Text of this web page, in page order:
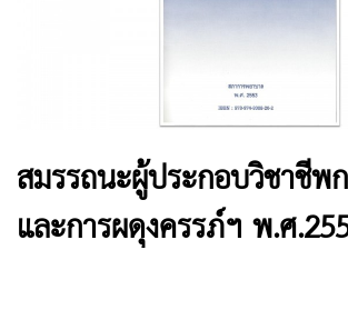
สมรรถนะผู้ประกอบวิชาชีพ
และการผดุงครรภ์ฯ พ.ศ